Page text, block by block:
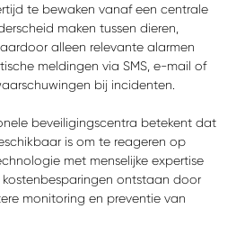
te bewaken vanaf een centrale
maken tussen dieren,
alleen relevante alarmen
meldingen via SMS, e-mail of
bij incidenten.
beveiligingscentra betekent dat
is om te reageren op
met menselijke expertise
ontstaan door
monitoring en preventie van